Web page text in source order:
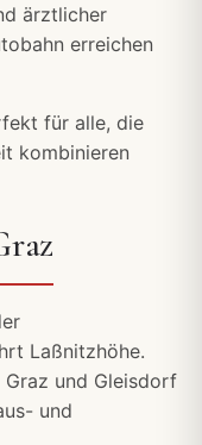
ärztlicher
erreichen
für alle, die
kombinieren
Laßnitzhöhe.
und Gleisdorf
und